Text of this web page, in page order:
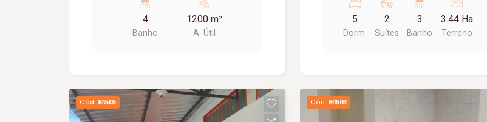
o seu negócio. O imóvel conta com
aproximadamente 1.200 m² de área,
distribuídos em um amplo espaço
segmentos comerciais.
4
Banho
1200 m²
A. Útil
Varanda em 02 ambientes; Segunda
casa: 02 quartos; Sala; Cozinha;
Banheiro social; Estrutura do sítio:
Piscina com capacidade para 56 mil
litros; Ducha; Curral com embarcador;
5
Dorm.
2
Suítes
3
Banho
3.44 Ha
Terreno
Cód. 84505 Cód. 84503